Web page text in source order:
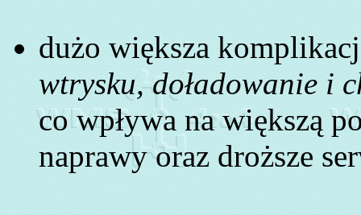
dużo większa
wtrysku, doładowanie i
co wpływa na większą
naprawy oraz droższe